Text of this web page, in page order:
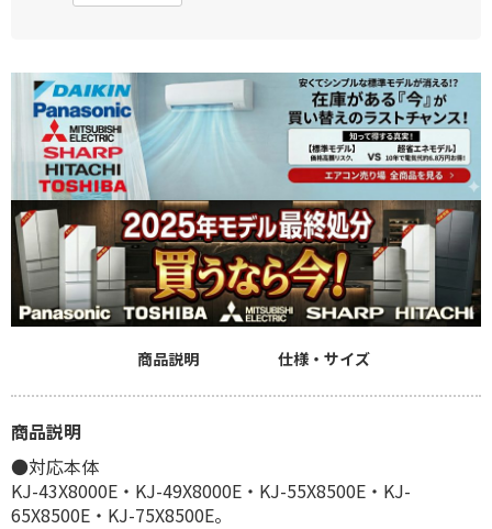
商品説明 仕様・サイズ
商品説明
●対応本体
KJ-43X8000E・KJ-49X8000E・KJ-55X8500E・KJ-
65X8500E・KJ-75X8500E。